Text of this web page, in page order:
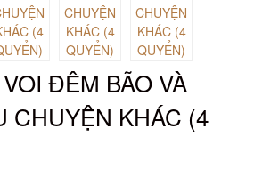
ĐÊM BÃO VÀ
CHUYỆN KHÁC (4